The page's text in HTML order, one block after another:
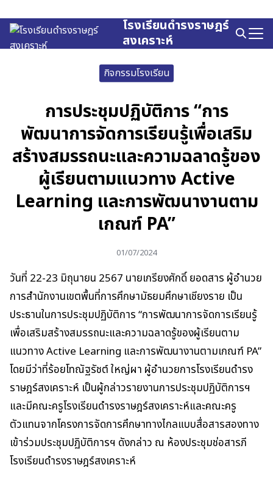
to
content
โรงเรียนดำรงราษฎร์
สงเคราะห์
Search
for:
กิจกรรมโรงเรียน
การประชุมปฏิบัติการ “การ
พัฒนาการจัดการเรียนรู้เพื่อเสริม
สร้างสมรรถนะและความฉลาดรู้ของ
ผู้เรียนตามแนวทาง Active
Learning และการพัฒนางานตาม
เกณฑ์ PA”
01/07/2024
วันที่ 22-23 มิถุนายน 2567 นายเกรียงศักดิ์ ยอดสาร ผู้อำนวย
การสำนักงานเขตพื้นที่การศึกษามัธยมศึกษาเชียงราย เป็น
ประธานในการประชุมปฏิบัติการ “การพัฒนาการจัดการเรียนรู้
เพื่อเสริมสร้างสมรรถนะและความฉลาดรู้ของผู้เรียนตาม
แนวทาง Active Learning และการพัฒนางานตามเกณฑ์ PA”
โดยมีว่าที่ร้อยโทณัฐรัชต์ ใหญ่ผา ผู้อำนวยการโรงเรียนดำรง
ราษฎร์สงเคราะห์ เป็นผู้กล่าวรายงานการประชุมปฏิบัติการฯ
และมีคณะครูโรงเรียนดำรงราษฎร์สงเคราะห์และคณะครู
ตัวแทนจากโครงการจัดการศึกษาทางไกลแบบสื่อสารสองทาง
เข้าร่วมประชุมปฏิบัติการฯ ดังกล่าว ณ ห้องประชุมช่อสารภี
โรงเรียนดำรงราษฎร์สงเคราะห์